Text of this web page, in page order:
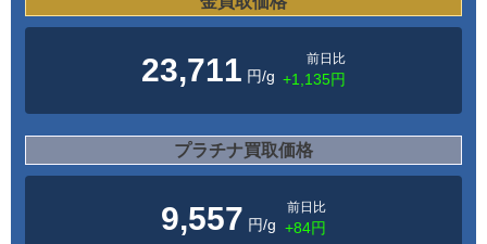
23,711 円/g
前日比
+1,135円
プラチナ買取価格
9,557 円/g
前日比
+84円